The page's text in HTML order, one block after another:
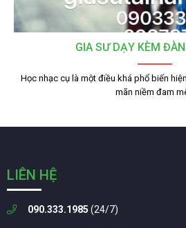
GIA SƯ DẠY KÈM
Học nhạc cụ là một điều khá phổ biến
mãn niềm đam
LIÊN HỆ
090.333.1985 (24/7)